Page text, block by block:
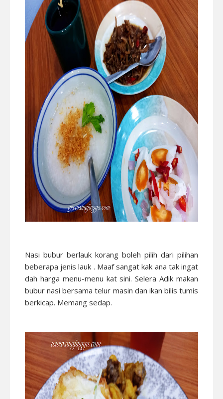
Nasi bubur berlauk korang boleh pilih dari pilihan
beberapa jenis lauk . Maaf sangat kak ana tak ingat
dah harga menu-menu kat sini. Selera Adik makan
bubur nasi bersama telur masin dan ikan bilis tumis
berkicap. Memang sedap.